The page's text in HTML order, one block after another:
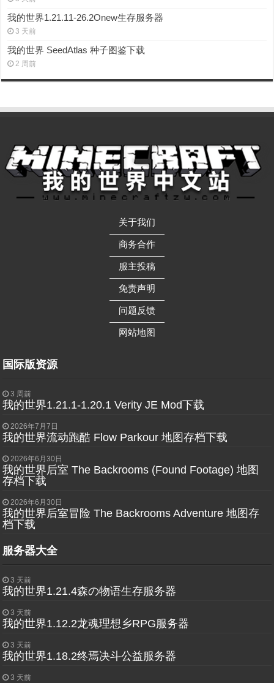
我的世界1.21.11-26.2Onew生存服务器
3 天前
我的世界 SeedAtlas 种子图鉴下载
2 周前
关于我们
——————
商务合作
——————
服主投稿
——————
免责声明
——————
问题反馈
——————
网站地图
国际版资源
3 周前
我的世界1.21.1-1.20.1 Verity JE Mod下载
2026年7月7日
我的世界流动跑酷 Flow Parkour 地图存档下载
2026年6月30日
我的世界后室 The Backrooms (Found Footage) 地图
存档下载
2026年6月30日
我的世界后室冒险 The Backrooms Adventure 地图存
档下载
服务器大全
3 天前
我的世界1.21.4森の物语生存服务器
3 天前
我的世界1.12.2龙魂理想乡RPG服务器
3 天前
我的世界1.18.2终焉决斗公益服务器
3 天前